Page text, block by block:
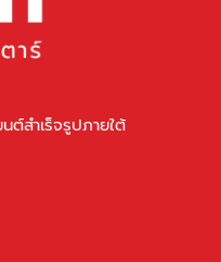
สำเร็จรูปภายใต้